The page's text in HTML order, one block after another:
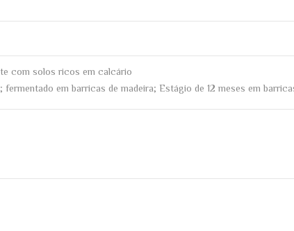
com solos ricos em calcário
em barricas de madeira; Estágio de 12 meses em